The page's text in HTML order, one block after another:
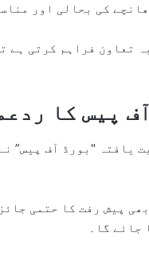
کی بحالی اور
تعاون فراہم کرتی ہے
پیس کا
یافتہ "بورڈ آف پیس”
پیش رفت کا حتمی
گا۔